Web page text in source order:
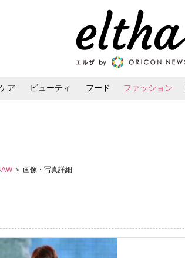
ア ビューティ フード ファッション
＞ 画像・写真詳細